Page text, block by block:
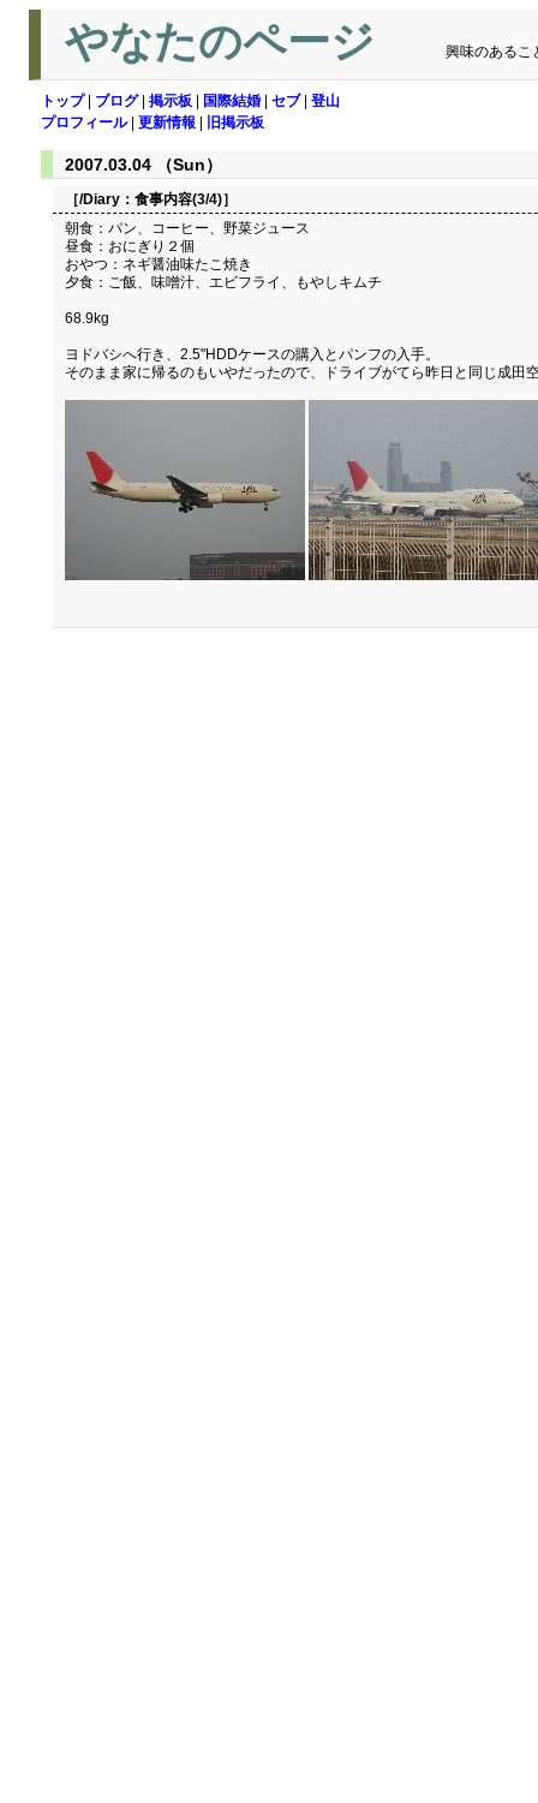
やなたのページ 興味のあるこ
トップ| ブログ| 掲示板 国際結婚 セブ| 登山
プロフィール| 更新情報 旧掲示板
2007.03.04 （Sun）
［/Diary： 食事内容(3/4)］
朝食：パン、コーヒー、野菜ジュース
昼食：おにぎり２個
おやつ：ネギ醤油味たこ焼き
夕食：ご飯、味噌汁、エビフライ、もやしキムチ
68.9kg
ヨドバシへ行き、2.5"HDDケースの購入とパンフの入手。
そのまま家に帰るのもいやだったので、ドライブがてら昨日と同じ成田